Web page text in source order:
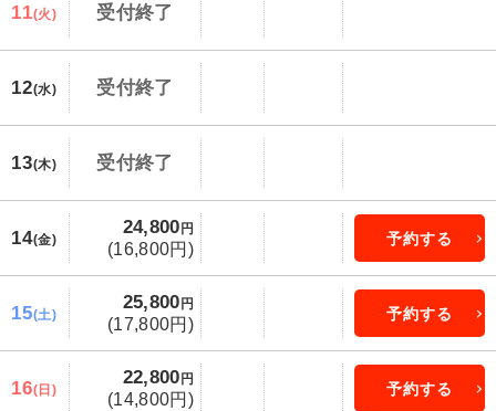
11(火) 受付終了
12(水) 受付終了
13(木) 受付終了
14(金)
24,800 円
(16,800円)
予約する
15(土)
25,800 円
(17,800円)
予約する
16(日)
22,800 円
(14,800円)
予約する